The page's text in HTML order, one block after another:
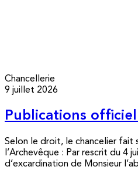
Chancellerie
9 juillet 2026
Publications
Selon le droit, le chancelier fait
l’Archevêque : Par rescrit du 4
d’excardination de Monsieur